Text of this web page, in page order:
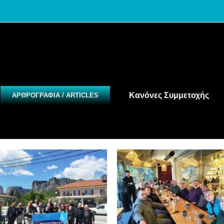
ΑΡΘΡΟΓΡΑΦΙΑ / ARTICLES Κανόνες Συμμετοχής
Γαλατόπιτα
25
Events 2025 Εξορμήσεις 2025
Απριλίου 25
Events 2025 Καφεδοσυναντήσεις